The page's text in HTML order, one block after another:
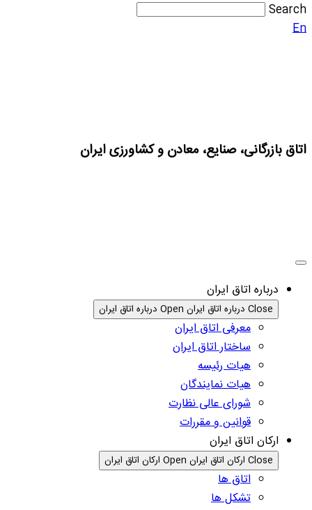
Search
En
اتاق بازرگانی، صنایع، معادن و کشاورزی ایران
درباره اتاق ایران
Close درباره اتاق ایران Open درباره اتاق ایران
معرفی اتاق ایران
ساختار اتاق ایران
هیات رئیسه
هیات نمایندگان
شورای عالی نظارت
قوانین و مقررات
ارکان اتاق ایران
Close ارکان اتاق ایران Open ارکان اتاق ایران
اتاق ها
تشکل ها